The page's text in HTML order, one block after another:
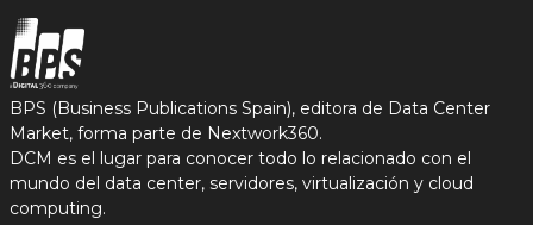
BPS (Business Publications Spain), editora de Data Center
Market, forma parte de Nextwork360.
DCM es el lugar para conocer todo lo relacionado con el
mundo del data center, servidores, virtualización y cloud
computing.